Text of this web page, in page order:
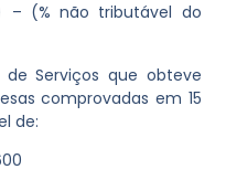
– (% não tributável do
Serviços que obteve
comprovadas em 15
de: